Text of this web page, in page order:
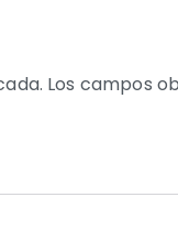
Los campos